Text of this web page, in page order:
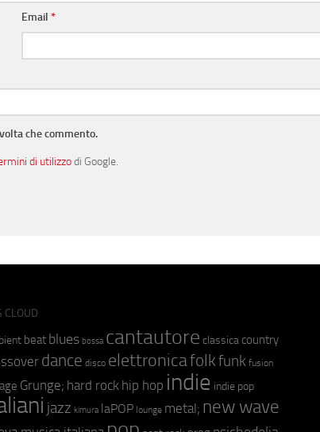
Email*
che commento.
di utilizzodi Google.
CLOUD
beat blues bossa cantautore classica country
dance disco elettronicafolkfunk fusion
Grunge; hard rock hip hop indie indie pop
jazz kimura laPOP lounge metal; new wave